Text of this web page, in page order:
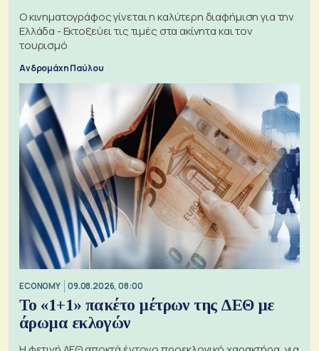
Ο κινηματογράφος γίνεται η καλύτερη διαφήμιση για την
Ελλάδα - Εκτοξεύει τις τιμές στα ακίνητα και τον
τουρισμό
Ανδρομάχη Παύλου
ECONOMY 09.08.2026, 08:00
Το «1+1» πακέτο μέτρων της ΔΕΘ με
άρωμα εκλογών